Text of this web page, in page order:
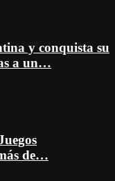
y conquista su
a un…
de…